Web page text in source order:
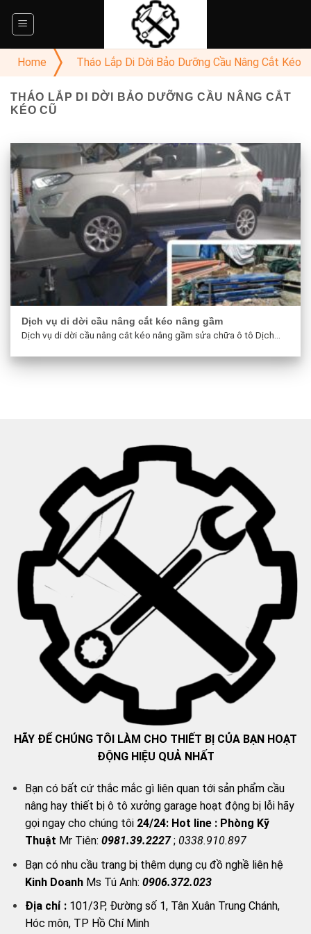
Home
Tháo Lắp Di Dời Bảo Dưỡng Cầu Nâng Cắt Kéo
THÁO LẮP DI DỜI BẢO DƯỠNG CẦU NÂNG CẮT
KÉO CŨ
Dịch vụ di dời cầu nâng cắt kéo nâng gầm
Dịch vụ di dời cầu nâng cắt kéo nâng gầm sửa chữa ô tô Dịch...
HÃY ĐỂ CHÚNG TÔI LÀM CHO THIẾT BỊ CỦA BẠN HOẠT
ĐỘNG HIỆU QUẢ NHẤT
Bạn có bất cứ thắc mắc gì liên quan tới sản phẩm cầu
nâng hay thiết bị ô tô xưởng garage hoạt động bị lỗi hãy
gọi ngay cho chúng tôi 24/24: Hot line : Phòng Kỹ
Thuật Mr Tiên: 0981.39.2227; 0338.910.897
Bạn có nhu cầu trang bị thêm dụng cụ đồ nghề liên hệ
Kinh DoanhMs Tú Anh: 0906.372.023
Địa chỉ :101/3P, Đường số 1, Tân Xuân Trung Chánh,
Hóc môn, TP Hồ Chí Minh